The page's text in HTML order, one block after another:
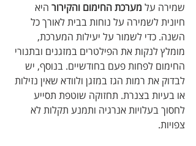
שמירה על מערכת החימום והקירור היא
חיונית לשמירה על נוחות בבית לאורך כל
השנה. כדי לשמור על יעילות המערכת,
מומלץ לנקות את הפילטרים במזגנים ובתנורי
החימום לפחות פעם בחודשיים. בנוסף, יש
לבדוק את רמות הגז במזגן ולוודא שאין נזילות
או בעיות בצנרת. תחזוקה שוטפת תסייע
לחסוך בעלויות אנרגיה ותמנע תקלות לא
צפויות.